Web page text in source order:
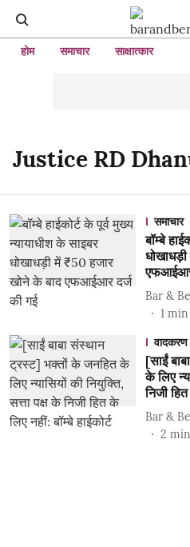
होम समाचार साक्षात्कार
Justice RD
समाचार
बॉम्बे
एफआईआर
Bar &
1 min
वादकरण
[साईं
के लिए
निजी
Bar &
2